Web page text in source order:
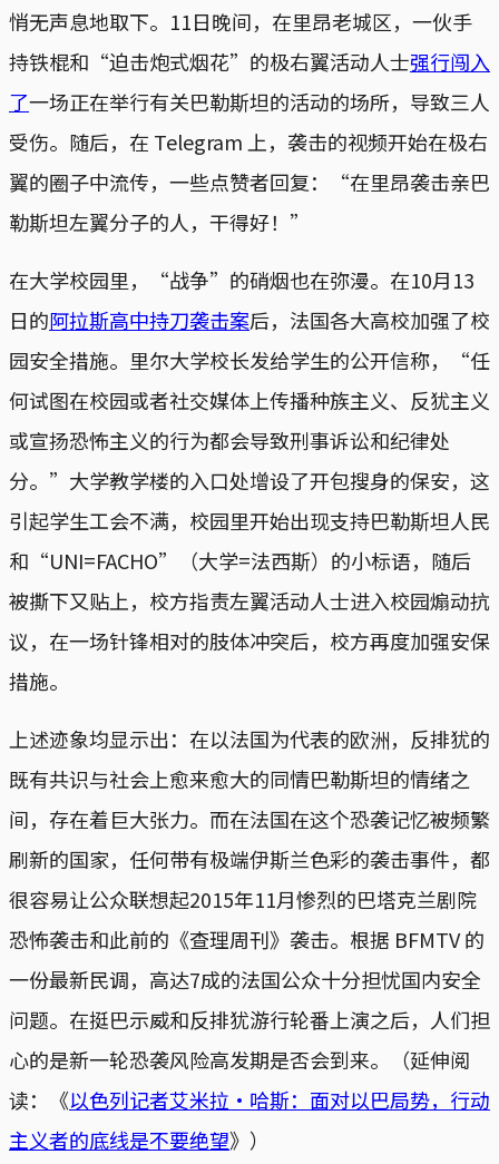
悄无声息地取下。11日晚间，在里昂老城区，一伙手
持铁棍和“迫击炮式烟花”的极右翼活动人士强行闯入
了一场正在举行有关巴勒斯坦的活动的场所，导致三人
受伤。随后，在 Telegram 上，袭击的视频开始在极右
翼的圈子中流传，一些点赞者回复：“在里昂袭击亲巴
勒斯坦左翼分子的人，干得好！”
在大学校园里，“战争”的硝烟也在弥漫。在10月13
日的阿拉斯高中持刀袭击案后，法国各大高校加强了校
园安全措施。里尔大学校长发给学生的公开信称，“任
何试图在校园或者社交媒体上传播种族主义、反犹主义
或宣扬恐怖主义的行为都会导致刑事诉讼和纪律处
分。”大学教学楼的入口处增设了开包搜身的保安，这
引起学生工会不满，校园里开始出现支持巴勒斯坦人民
和“UNI=FACHO”（大学=法西斯）的小标语，随后
被撕下又贴上，校方指责左翼活动人士进入校园煽动抗
议，在一场针锋相对的肢体冲突后，校方再度加强安保
措施。
上述迹象均显示出：在以法国为代表的欧洲，反排犹的
既有共识与社会上愈来愈大的同情巴勒斯坦的情绪之
间，存在着巨大张力。而在法国在这个恐袭记忆被频繁
刷新的国家，任何带有极端伊斯兰色彩的袭击事件，都
很容易让公众联想起2015年11月惨烈的巴塔克兰剧院
恐怖袭击和此前的《查理周刊》袭击。根据 BFMTV 的
一份最新民调，高达7成的法国公众十分担忧国内安全
问题。在挺巴示威和反排犹游行轮番上演之后，人们担
心的是新一轮恐袭风险高发期是否会到来。（延伸阅
读：《以色列记者艾米拉·哈斯：面对以巴局势，行动
主义者的底线是不要绝望》）